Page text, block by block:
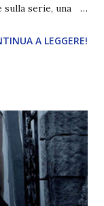
serie, una
I libri sono in
Douglas
Editori
Laura Lancini
maggiore del
che guardi
A LEGGERE!